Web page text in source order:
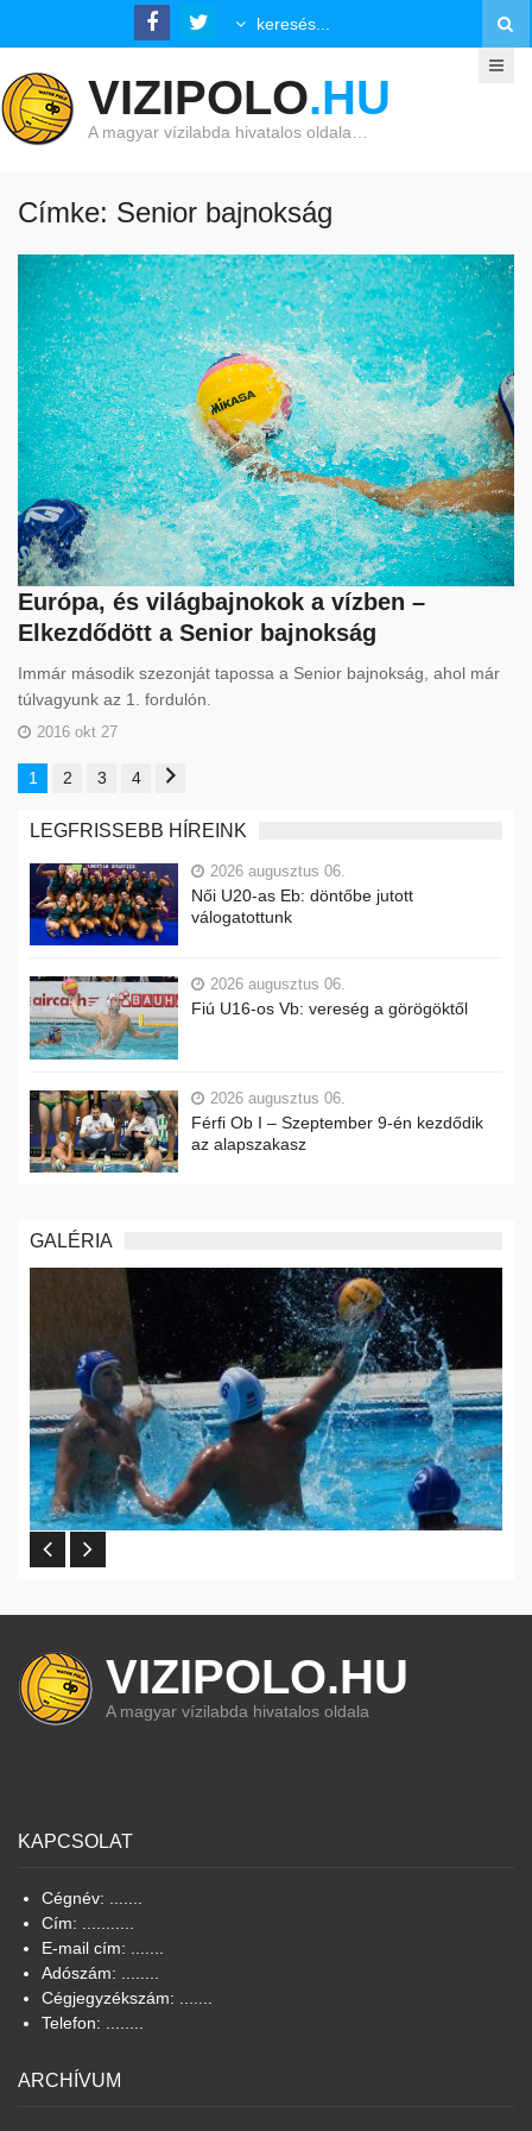
VIZIPOLO.HU
A magyar vízilabda hivatalos oldala…
Címke: Senior bajnokság
Európa, és világbajnokok a vízben –
Elkezdődött a Senior bajnokság
Immár második szezonját tapossa a Senior bajnokság, ahol már
túlvagyunk az 1. fordulón.
2016 okt 27
1 2 3 4
LEGFRISSEBB HÍREINK
2026 augusztus 06.
Női U20-as Eb: döntőbe jutott
válogatottunk
2026 augusztus 06.
Fiú U16-os Vb: vereség a görögöktől
2026 augusztus 06.
Férfi Ob I – Szeptember 9-én kezdődik
az alapszakasz
GALÉRIA
VIZIPOLO.HU
A magyar vízilabda hivatalos oldala
KAPCSOLAT
Cégnév: .......
Cím: ...........
E-mail cím: .......
Adószám: ........
Cégjegyzékszám: .......
Telefon: ........
ARCHÍVUM